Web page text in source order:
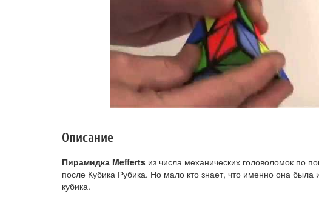
Описание
Пирамидка Mefferts из числа механических головоломок по
после Кубика Рубика. Но мало кто знает, что именно она была
кубика.